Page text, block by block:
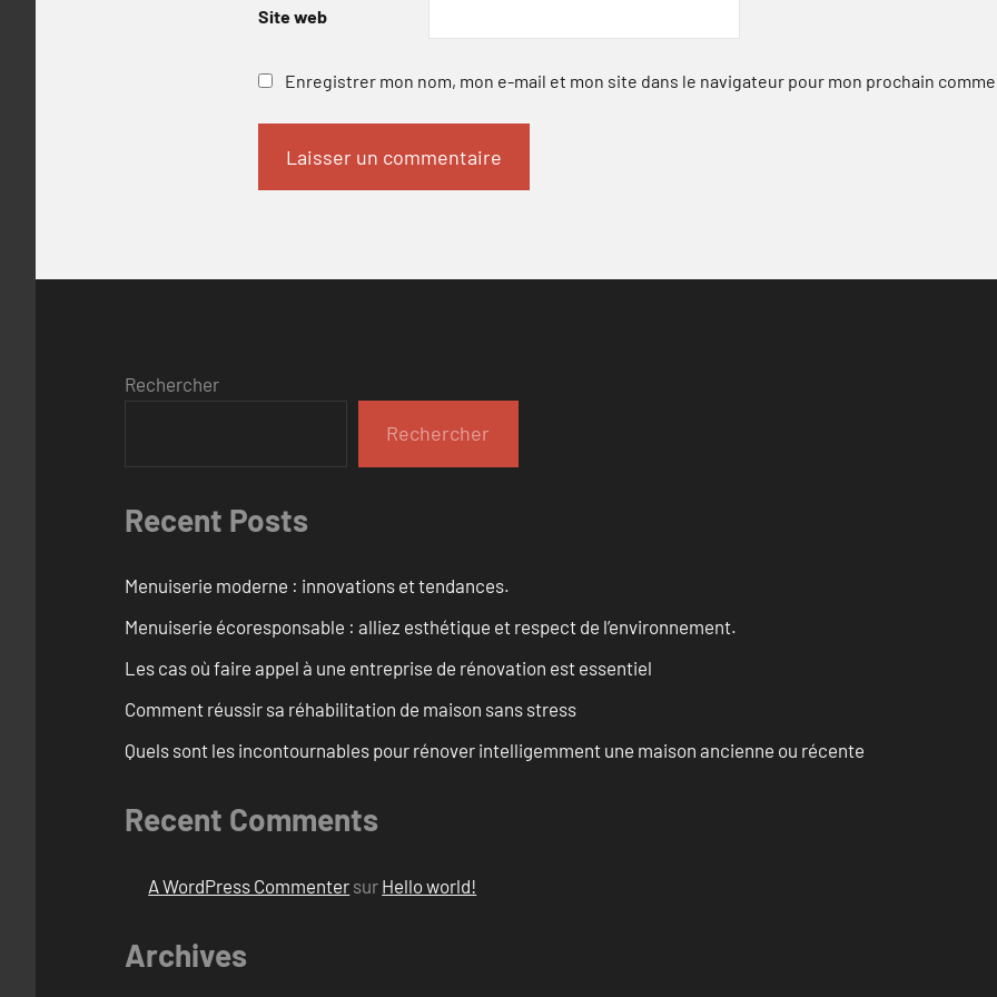
Site web
Enregistrer mon nom, mon e-mail et mon site dans le navigateur pour mon prochain
Rechercher
Rechercher
Recent Posts
Menuiserie moderne : innovations et tendances.
Menuiserie écoresponsable : alliez esthétique et respect de l’environnement.
Les cas où faire appel à une entreprise de rénovation est essentiel
Comment réussir sa réhabilitation de maison sans stress
Quels sont les incontournables pour rénover intelligemment une maison ancienne ou récente
Recent Comments
A WordPress Commenter sur Hello world!
Archives